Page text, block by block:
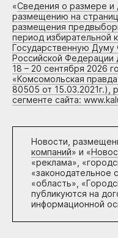
«Сведения о размере и
размещению на
размещения
период избирательной
Государственную
Российской Федерации
18 – 20 сентября 2026
«Комсомольская
80505 от 15.03.2021г.),
сегменте сайта:
Новости,
компаний» и «
«реклама»,
«законодательное
«область»,
публикуются на
информационной